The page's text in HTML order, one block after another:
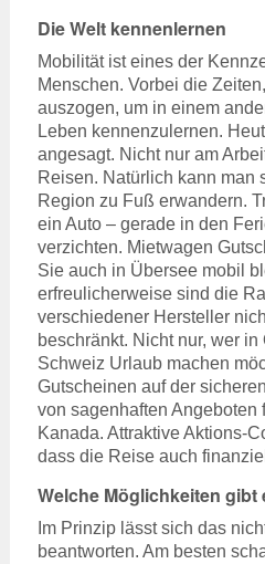
Die Welt kennenlernen
Mobilität ist eines der
Menschen. Vorbei die
auszogen, um in einem
Leben kennenzulernen.
angesagt. Nicht nur am
Reisen. Natürlich kann man
Region zu Fuß erwandern.
ein Auto – gerade in den
verzichten. Mietwagen
Sie auch in Übersee mobil
erfreulicherweise sind die
verschiedener Hersteller
beschränkt. Nicht nur, wer
Schweiz Urlaub machen
Gutscheinen auf der
von sagenhaften Angeboten
Kanada. Attraktive Aktions-
dass die Reise auch
Welche Möglichkeiten gibt
Im Prinzip lässt sich das
beantworten. Am besten